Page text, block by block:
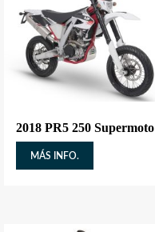
2018 PR5 250 Supermoto
MÁS INFO.